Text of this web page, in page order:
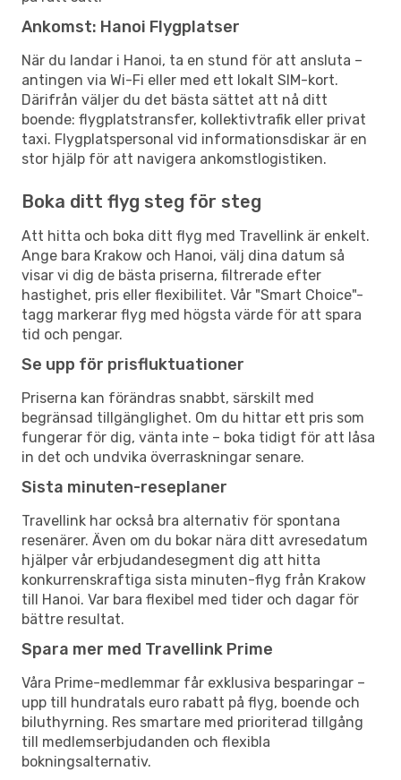
Ankomst: Hanoi Flygplatser
När du landar i Hanoi, ta en stund för att ansluta –
antingen via Wi-Fi eller med ett lokalt SIM-kort.
Därifrån väljer du det bästa sättet att nå ditt
boende: flygplatstransfer, kollektivtrafik eller privat
taxi. Flygplatspersonal vid informationsdiskar är en
stor hjälp för att navigera ankomstlogistiken.
Boka ditt flyg steg för steg
Att hitta och boka ditt flyg med Travellink är enkelt.
Ange bara Krakow och Hanoi, välj dina datum så
visar vi dig de bästa priserna, filtrerade efter
hastighet, pris eller flexibilitet. Vår "Smart Choice"-
tagg markerar flyg med högsta värde för att spara
tid och pengar.
Se upp för prisfluktuationer
Priserna kan förändras snabbt, särskilt med
begränsad tillgänglighet. Om du hittar ett pris som
fungerar för dig, vänta inte – boka tidigt för att låsa
in det och undvika överraskningar senare.
Sista minuten-reseplaner
Travellink har också bra alternativ för spontana
resenärer. Även om du bokar nära ditt avresedatum
hjälper vår erbjudandesegment dig att hitta
konkurrenskraftiga sista minuten-flyg från Krakow
till Hanoi. Var bara flexibel med tider och dagar för
bättre resultat.
Spara mer med Travellink Prime
Våra Prime-medlemmar får exklusiva besparingar –
upp till hundratals euro rabatt på flyg, boende och
biluthyrning. Res smartare med prioriterad tillgång
till medlemserbjudanden och flexibla
bokningsalternativ.